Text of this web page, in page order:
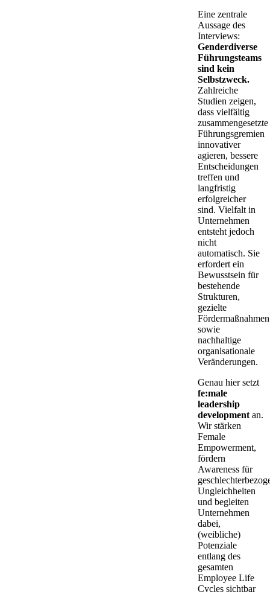
Eine zentrale
Aussage des
Interviews:
Genderdiverse
Führungsteams
sind kein
Selbstzweck.
Zahlreiche
Studien zeigen,
dass vielfältig
zusammengesetzte
Führungsgremien
innovativer
agieren, bessere
Entscheidungen
treffen und
langfristig
erfolgreicher
sind. Vielfalt in
Unternehmen
entsteht jedoch
nicht
automatisch. Sie
erfordert ein
Bewusstsein für
bestehende
Strukturen,
gezielte
Fördermaßnahmen
sowie
nachhaltige
organisationale
Veränderungen.
Genau hier setzt
fe:male
leadership
development an.
Wir stärken
Female
Empowerment,
fördern
Awareness für
Ungleichheiten
und begleiten
Unternehmen
dabei,
(weibliche)
Potenziale
entlang des
gesamten
Employee Life
Cycles sichtbar